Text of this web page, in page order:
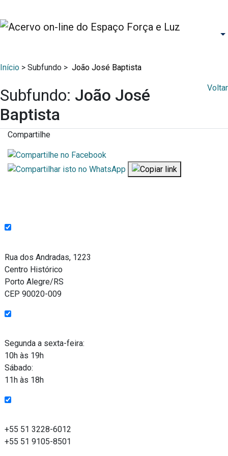
Início > Subfundo > João José Baptista
Subfundo: João José
Baptista
Voltar
Compartilhe
Rua dos Andradas, 1223
Centro Histórico
Porto Alegre/RS
CEP 90020-009
Segunda a sexta-feira:
10h às 19h
Sábado:
11h às 18h
+55 51 3228-6012
+55 51 9105-8501